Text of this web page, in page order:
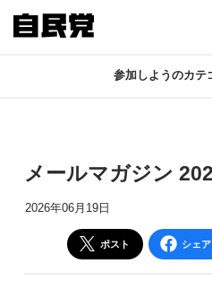
参加しようのカテ
J-
メールマガジン
2026年06月19日
ポスト シェア